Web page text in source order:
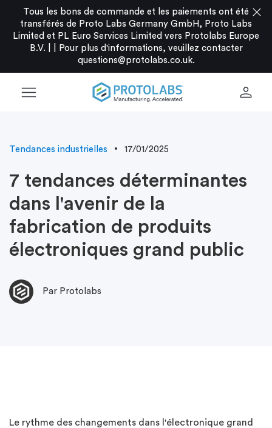
Tous les bons de commande et les paiements ont été
transférés de Proto Labs Germany GmbH, Proto Labs
Limited et PL Euro Services Limited vers Protolabs Europe
B.V. |
Pour plus d'informations, veuillez contacter
questions@protolabs.co.uk.
close
menu person
Tendances industrielles 17/01/2025
7 tendances déterminantes
dans l'avenir de la
fabrication de produits
électroniques grand public
Par Protolabs
Le rythme des changements dans l'électronique grand